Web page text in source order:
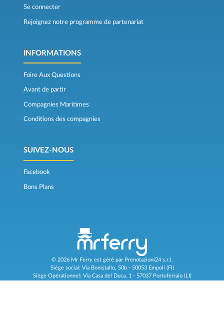
Se connecter
Rejoignez notre programme de partenariat
INFORMATIONS
Foire Aux Questions
Avant de partir
Compagnies Maritimes
Conditions des compagnies
SUIVEZ-NOUS
Facebook
Bons Plans
© 2026 Mr Ferry est géré par Prenotazioni24 s.r.l.
Siège social: Via Bonistallo, 50b - 50053 Empoli (FI)
Siège Opérationnel: Via Casa del Duca, 1 - 57037 Portoferraio (LI)